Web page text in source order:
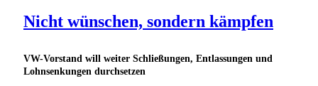
VW-Vorstand will weiter Schließungen, Entlassungen und
Lohnsenkungen durchsetzen
Nicht wünschen, sondern kämpfen